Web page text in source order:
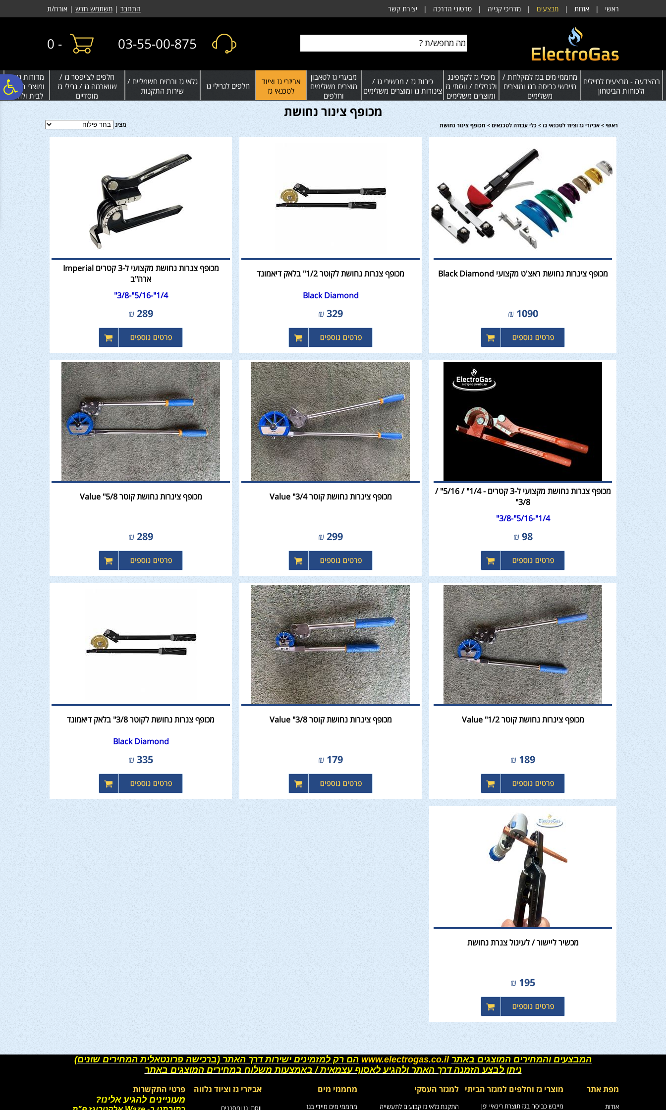
נגישות
אתר
המרכזי
ראשי | אודות | מבצעים | מדריכי קנייה | סרטוני הדרכה | יצירת קשר התחבר | משתמש חדש | אורח/ת
03-55-00-875
-
0
בהצדעה - מבצעים לחיילים
ולכוחות הביטחון
מחממי מים בגז למקלחת /
מייבשי כביסה בגז ומוצרים
משלימים
מיכלי גז לקמפינג
ולגרילים / ווסתי גז
ומוצרים משלימים
כירות גז / מכשירי גז /
צינורות גז ומוצרים משלימים
מבערי גז לטאבון
מוצרים משלימים
וחלפים
אביזרי גז וציוד
לטכנאי גז
חלפים לגרילי גז
גלאי גז וברזים חשמליים /
שירות התקנות
חלפים לצ'יפסר גז /
שווארמה גז / גרילי גז
מוסדיים
מדורות גינה
ומוצרי חימום
לבית ולחצר
מכופף צינור נחושת
ראשי > אביזרי גז וציוד לטכנאי גז > כלי עבודה לטכנאים > מכופף צינור נחושת מציג
מכופף צינרות נחושת ראצ'ט מקצועי Black Diamond
1090
₪
מכופף צנרות נחושת לקוטר 1/2" בלאק דיאמונד
Black Diamond
329
₪
מכופף צנרות נחושת מקצועי ל-3 קטרים Imperial
ארה"ב
1/4"-5/16"-3/8"
289
₪
מכופף צנרות נחושת מקצועי ל-3 קטרים - 1/4" / 5/16" /
3/8"
1/4"-5/16"-3/8"
98
₪
מכופף צינרות נחושת קוטר 3/4" Value
299
₪
מכופף צינרות נחושת קוטר 5/8" Value
289
₪
מכופף צינרות נחושת קוטר 1/2" Value
189
₪
מכופף צינרות נחושת קוטר 3/8" Value
179
₪
מכופף צנרות נחושת לקוטר 3/8" בלאק דיאמונד
Black Diamond
335
₪
מכשיר ליישור / לעיגול צנרת נחושת
195
₪
המבצעים והמחירים המוצגים באתר www.electrogas.co.il הם רק למזמינים ישירות דרך האתר (ברכישה פרונטאלית המחירים שונים)
ניתן לבצע הזמנה דרך האתר ולהגיע לאסוף עצמאית / באמצעות משלוח במחירים המוצגים באתר
מפת אתר מוצרי גז וחלפים למגזר הביתי למגזר העסקי מחממי מים אביזרי גז וציוד נלווה פרטי התקשרות
אודות מייבש כביסה בגז תוצרת רינאיי יפן התקנת גלאי גז קבועים לתעשייה מחממי מים מיידי בגז ווסתי גז ומסננים
מעוניינים להגיע אלינו?